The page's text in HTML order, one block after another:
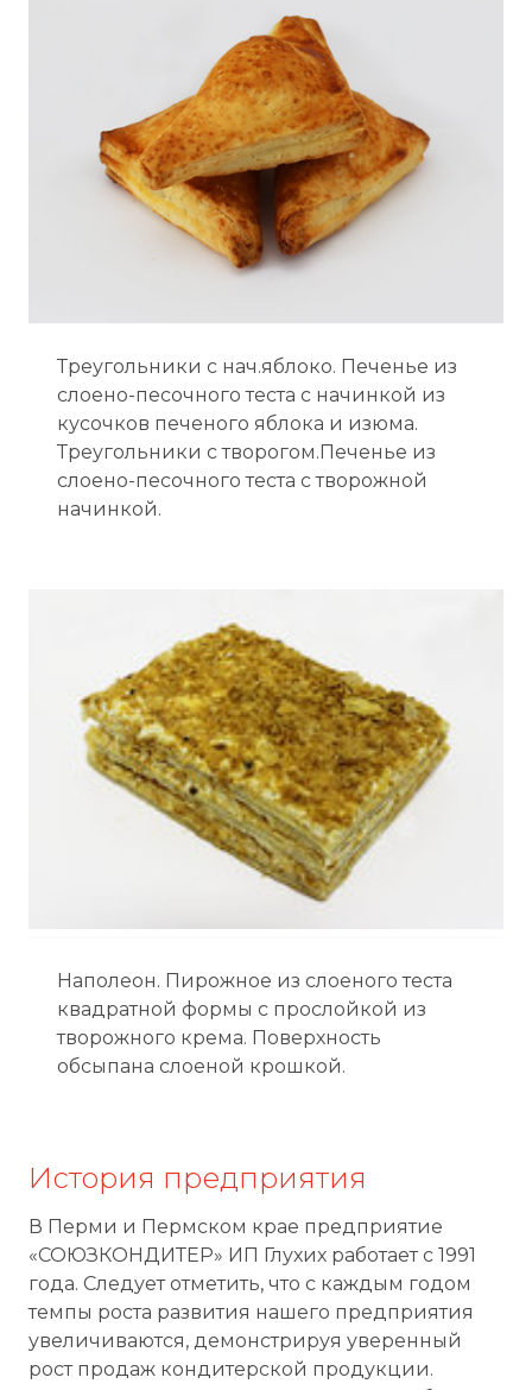
Треугольники с нач.яблоко. Печенье из
слоено-песочного теста с начинкой из
кусочков печеного яблока и изюма.
Треугольники с творогом.Печенье из
слоено-песочного теста с творожной
начинкой.
Наполеон. Пирожное из слоеного теста
квадратной формы с прослойкой из
творожного крема. Поверхность
обсыпана слоеной крошкой.
История предприятия
В Перми и Пермском крае предприятие
«СОЮЗКОНДИТЕР» ИП Глухих работает с 1991
года. Следует отметить, что с каждым годом
темпы роста развития нашего предприятия
увеличиваются, демонстрируя уверенный
рост продаж кондитерской продукции.